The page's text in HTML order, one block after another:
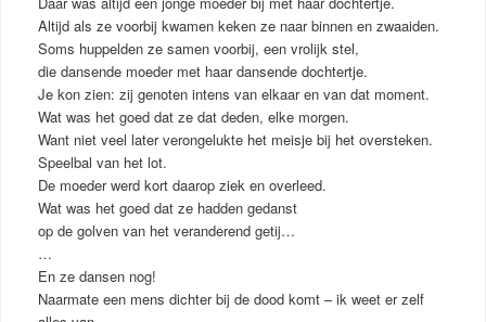
Altijd als ze voorbij kwamen keken ze naar binnen en zwaaiden.
Soms huppelden ze samen voorbij, een vrolijk stel,
die dansende moeder met haar dansende dochtertje.
Je kon zien: zij genoten intens van elkaar en van dat moment.
Wat was het goed dat ze dat deden, elke morgen.
Want niet veel later verongelukte het meisje bij het oversteken.
Speelbal van het lot.
De moeder werd kort daarop ziek en overleed.
Wat was het goed dat ze hadden gedanst
op de golven van het veranderend getij…
…
En ze dansen nog!
Naarmate een mens dichter bij de dood komt – ik weet er zelf